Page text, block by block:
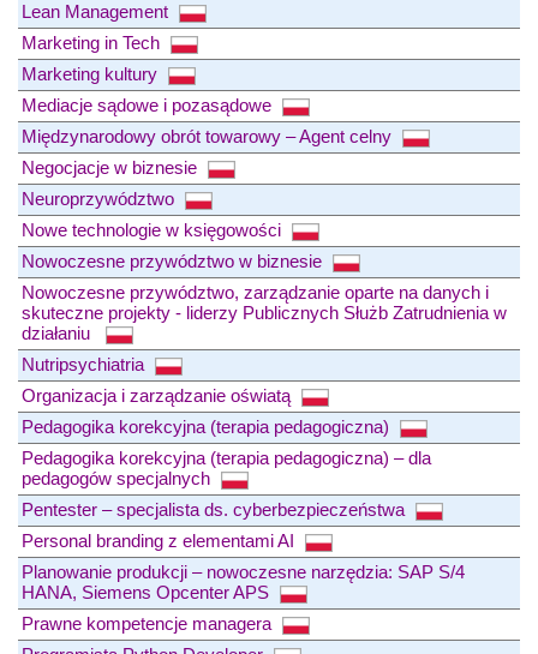
Lean Management
Marketing in Tech
Marketing kultury
Mediacje sądowe i pozasądowe
Międzynarodowy obrót towarowy – Agent celny
Negocjacje w biznesie
Neuroprzywództwo
Nowe technologie w księgowości
Nowoczesne przywództwo w biznesie
Nowoczesne przywództwo, zarządzanie oparte na danych i
skuteczne projekty - liderzy Publicznych Służb Zatrudnienia w
działaniu
Nutripsychiatria
Organizacja i zarządzanie oświatą
Pedagogika korekcyjna (terapia pedagogiczna)
Pedagogika korekcyjna (terapia pedagogiczna) – dla
pedagogów specjalnych
Pentester – specjalista ds. cyberbezpieczeństwa
Personal branding z elementami AI
Planowanie produkcji – nowoczesne narzędzia: SAP S/4
HANA, Siemens Opcenter APS
Prawne kompetencje managera